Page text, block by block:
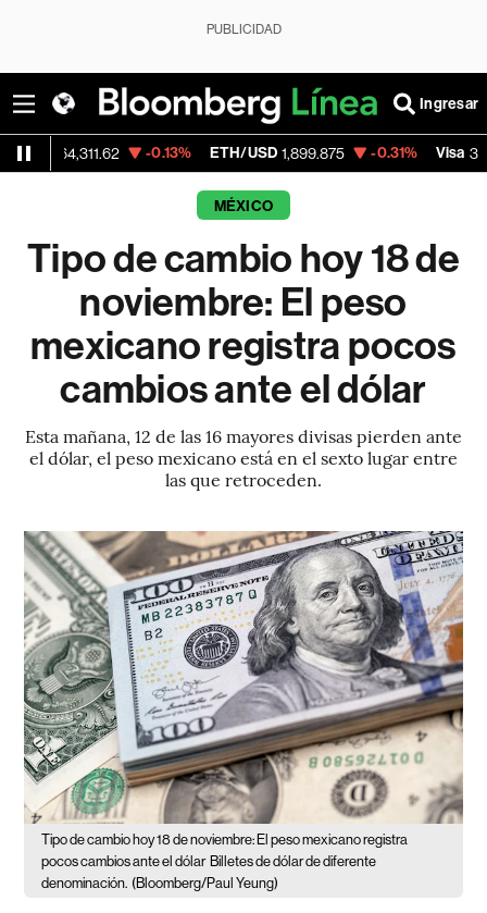
PUBLICIDAD
Ingresar
-0.13% ETH/USD 1,899.875 -0.31% Visa 370.47
MÉXICO
Tipo de cambio hoy 18 de
noviembre: El peso
mexicano registra pocos
cambios ante el dólar
Esta mañana, 12 de las 16 mayores divisas pierden ante
el dólar, el peso mexicano está en el sexto lugar entre
las que retroceden.
Tipo de cambio hoy 18 de noviembre: El peso mexicano registra
pocos cambios ante el dólar Billetes de dólar de diferente
denominación. (Bloomberg/Paul Yeung)